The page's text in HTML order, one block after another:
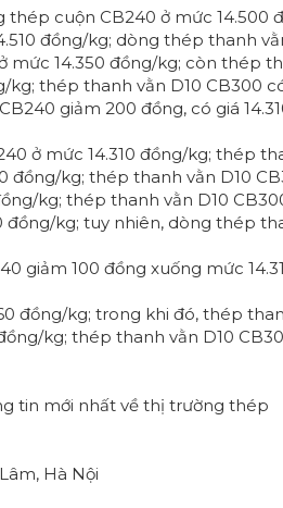
cuộn CB240 ở mức 14.500
đồng/kg; dòng thép thanh
14.350 đồng/kg; còn thép
thép thanh vằn D10 CB300
giảm 200 đồng, có giá
ở mức 14.310 đồng/kg; thép
kg; thép thanh vằn D10
kg; thép thanh vằn D10
kg; tuy nhiên, dòng thép
giảm 100 đồng xuống mức
đồng/kg; trong khi đó, thép
kg; thép thanh vằn D10
tin mới nhất về thị trường thép
Hà Nội